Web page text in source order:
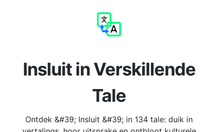
Insluit in Verskillende
Tale
Ontdek &#39; Insluit &#39; in 134 tale: duik in